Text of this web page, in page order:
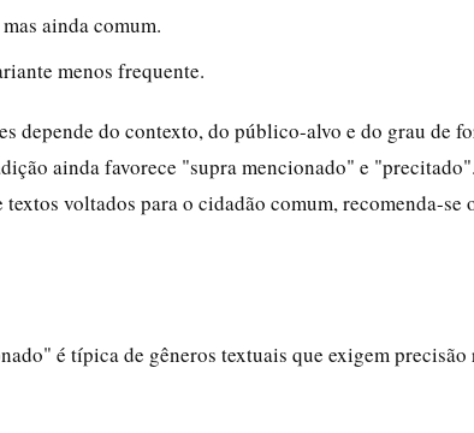
ainda comum.
menos frequente.
depende do contexto, do público-alvo e do grau de
ainda favorece "supra mencionado" e
voltados para o cidadão comum, recomenda-se
é típica de gêneros textuais que exigem